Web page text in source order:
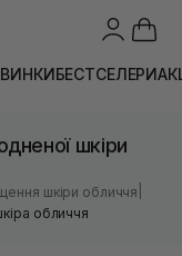
БЕСТСЕЛЕРИ
шкіри
шкіри обличчя
обличчя